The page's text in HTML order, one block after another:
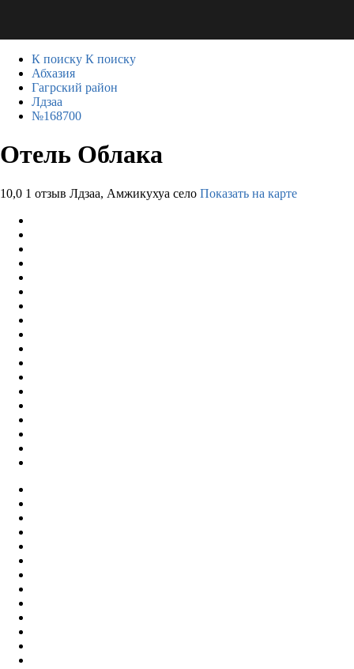
К поиску К поиску
Абхазия
Гагрский район
Лдзаа
№168700
Отель Облака
10,0 1 отзыв Лдзаа, Амжикухуа село Показать на карте